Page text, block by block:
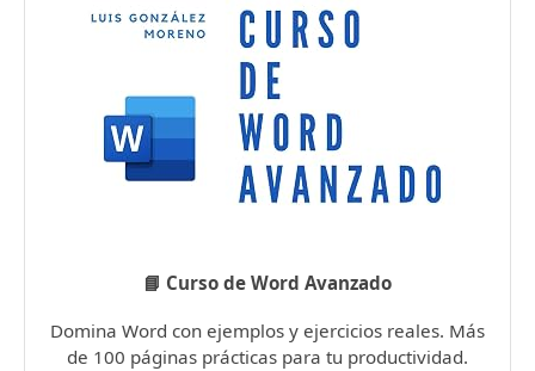
📘 Curso de Word Avanzado
Domina Word con ejemplos y ejercicios reales. Más
de 100 páginas prácticas para tu productividad.